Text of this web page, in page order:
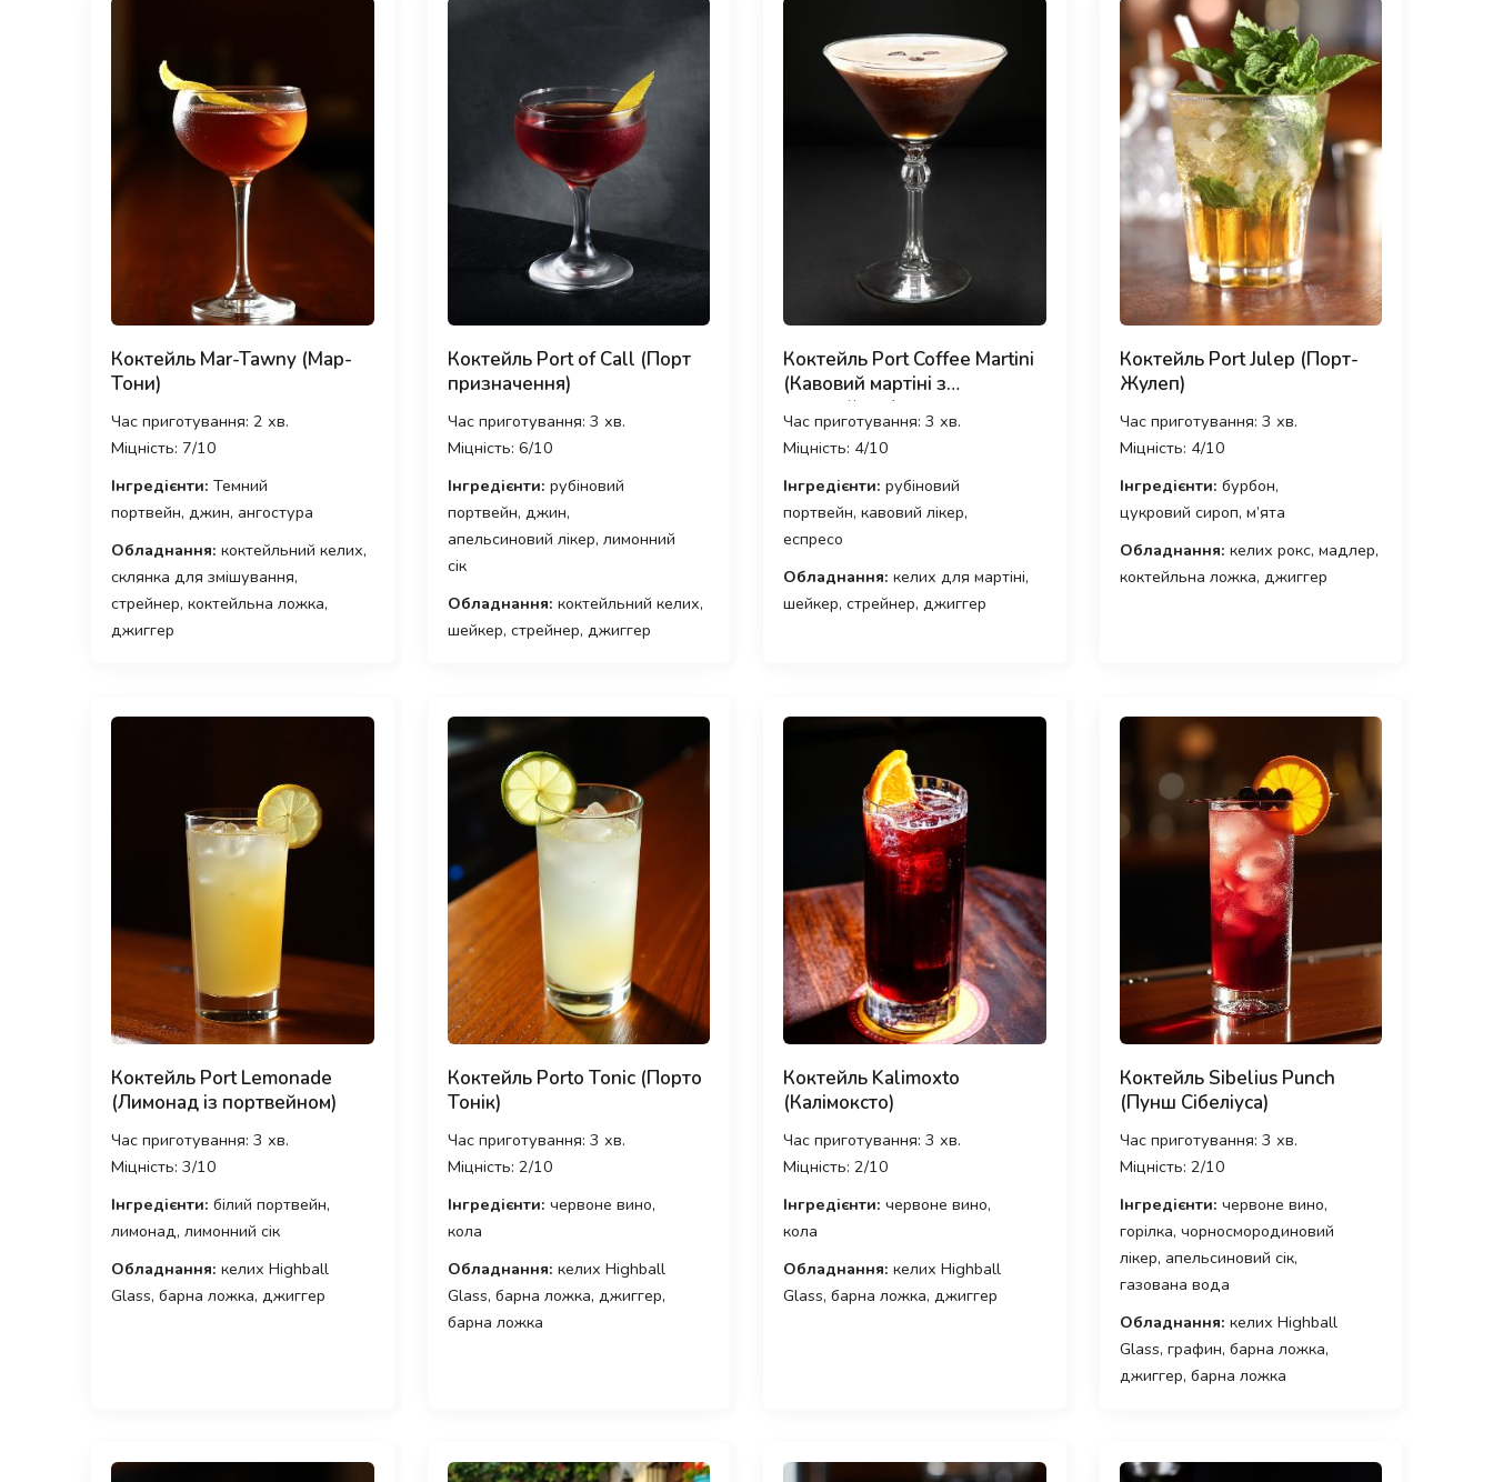
Коктейль Mar-Tawny (Мар-
Тони)
Час приготування: 2 хв.
Міцність: 7/10
Інгредієнти: Темний
портвейн, джин, ангостура
Обладнання: коктейльний келих,
склянка для змішування,
стрейнер, коктейльна ложка,
джиггер
Коктейль Port of Call (Порт
призначення)
Час приготування: 3 хв.
Міцність: 6/10
Інгредієнти: рубіновий
портвейн, джин,
апельсиновий лікер, лимонний
сік
Обладнання: коктейльний келих,
шейкер, стрейнер, джиггер
Коктейль Port Coffee Martini
(Кавовий мартіні з
портвейном)
Час приготування: 3 хв.
Міцність: 4/10
Інгредієнти: рубіновий
портвейн, кавовий лікер,
еспресо
Обладнання: келих для мартіні,
шейкер, стрейнер, джиггер
Коктейль Port Julep (Порт-
Жулеп)
Час приготування: 3 хв.
Міцність: 4/10
Інгредієнти: бурбон,
цукровий сироп, м’ята
Обладнання: келих рокс, мадлер,
коктейльна ложка, джиггер
Коктейль Port Lemonade
(Лимонад із портвейном)
Час приготування: 3 хв.
Міцність: 3/10
Інгредієнти: білий портвейн,
лимонад, лимонний сік
Обладнання: келих Highball
Glass, барна ложка, джиггер
Коктейль Porto Tonic (Порто
Тонік)
Час приготування: 3 хв.
Міцність: 2/10
Інгредієнти: червоне вино,
кола
Обладнання: келих Highball
Glass, барна ложка, джиггер,
барна ложка
Коктейль Kalimoxto
(Калімоксто)
Час приготування: 3 хв.
Міцність: 2/10
Інгредієнти: червоне вино,
кола
Обладнання: келих Highball
Glass, барна ложка, джиггер
Коктейль Sibelius Punch
(Пунш Сібеліуса)
Час приготування: 3 хв.
Міцність: 2/10
Інгредієнти: червоне вино,
горілка, чорносмородиновий
лікер, апельсиновий сік,
газована вода
Обладнання: келих Highball
Glass, графин, барна ложка,
джиггер, барна ложка